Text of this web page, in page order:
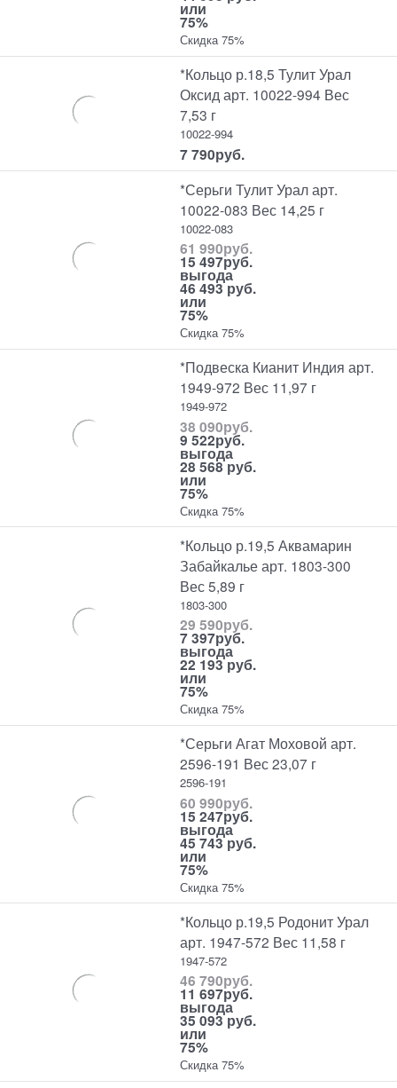
или
75%
Скидка 75%
*Кольцо р.18,5 Тулит Урал
Оксид арт. 10022-994 Вес
7,53 г
10022-994
7 790руб.
*Серьги Тулит Урал арт.
10022-083 Вес 14,25 г
10022-083
61 990руб.
15 497руб.
выгода
46 493 руб.
или
75%
Скидка 75%
*Подвеска Кианит Индия арт.
1949-972 Вес 11,97 г
1949-972
38 090руб.
9 522руб.
выгода
28 568 руб.
или
75%
Скидка 75%
*Кольцо р.19,5 Аквамарин
Забайкалье арт. 1803-300
Вес 5,89 г
1803-300
29 590руб.
7 397руб.
выгода
22 193 руб.
или
75%
Скидка 75%
*Серьги Агат Моховой арт.
2596-191 Вес 23,07 г
2596-191
60 990руб.
15 247руб.
выгода
45 743 руб.
или
75%
Скидка 75%
*Кольцо р.19,5 Родонит Урал
арт. 1947-572 Вес 11,58 г
1947-572
46 790руб.
11 697руб.
выгода
35 093 руб.
или
75%
Скидка 75%